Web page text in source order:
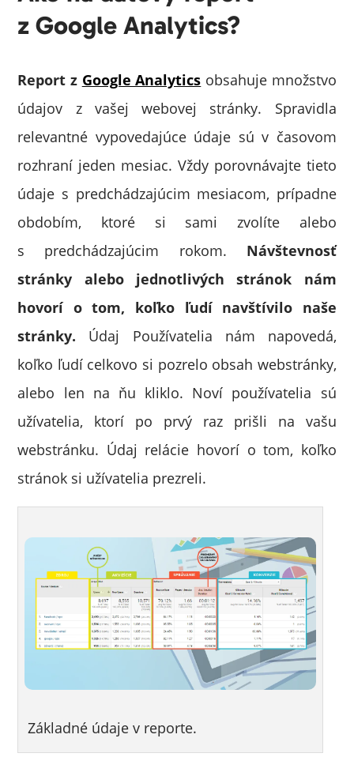
z Google Analytics?
Report z Google Analytics obsahuje množstvo
údajov z vašej webovej stránky. Spravidla
relevantné vypovedajúce údaje sú v časovom
rozhraní jeden mesiac. Vždy porovnávajte tieto
údaje s predchádzajúcim mesiacom, prípadne
obdobím, ktoré si sami zvolíte alebo
s predchádzajúcim rokom. Návštevnosť
stránky alebo jednotlivých stránok nám
hovorí o tom, koľko ľudí navštívilo naše
stránky. Údaj Používatelia nám napovedá,
koľko ľudí celkovo si pozrelo obsah webstránky,
alebo len na ňu kliklo. Noví používatelia sú
užívatelia, ktorí po prvý raz prišli na vašu
webstránku. Údaj relácie hovorí o tom, koľko
stránok si užívatelia prezreli.
Základné údaje v reporte.